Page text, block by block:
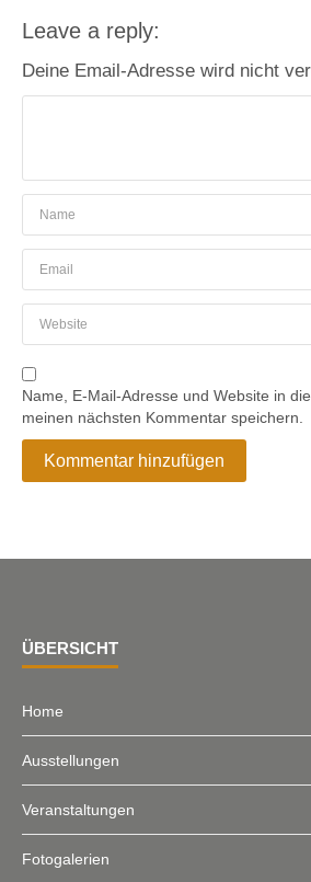
Leave a reply:
Deine Email-Adresse wird nicht
Name, E-Mail-Adresse und Website in
meinen nächsten Kommentar speichern.
ÜBERSICHT
Home
Ausstellungen
Veranstaltungen
Fotogalerien